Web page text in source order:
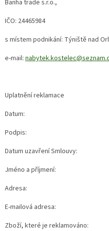
Banha trade s.r.o.,
IČO: 24465984
s místem podnikání: Týniště nad
e-mail:
Uplatnění reklamace
Datum:
Podpis:
Datum uzavření Smlouvy:
Jméno a příjmení:
Adresa:
E-mailová adresa:
Zboží, které je reklamováno: